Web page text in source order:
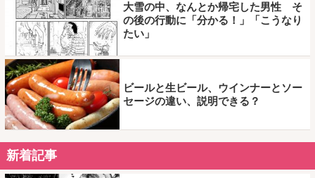
大雪の中、なんとか帰宅した男性 そ
の後の行動に「分かる！」「こうなり
たい」
ビールと生ビール、ウインナーとソー
セージの違い、説明できる？
新着記事